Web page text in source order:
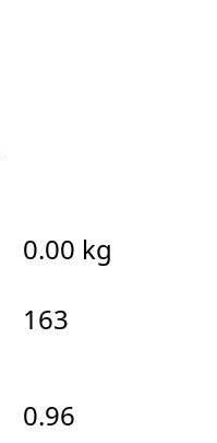
0.00 kg
163
0.96